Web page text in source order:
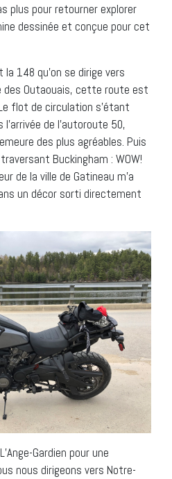
plus pour retourner explorer
dessinée et conçue pour cet
148 qu’on se dirige vers
des Outaouais, cette route est
flot de circulation s’étant
de l’autoroute 50,
des plus agréables. Puis
Buckingham : WOW!
de la ville de Gatineau m’a
un décor sorti directement
Gardien pour une
nous dirigeons vers Notre-